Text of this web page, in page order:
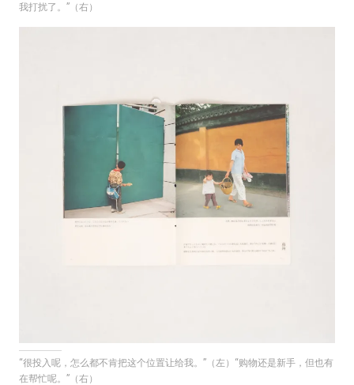
我打扰了。”（右）
“很投入呢，怎么都不肯把这个位置让给我。”（左）“购物还是新手，但也有
在帮忙呢。”（右）